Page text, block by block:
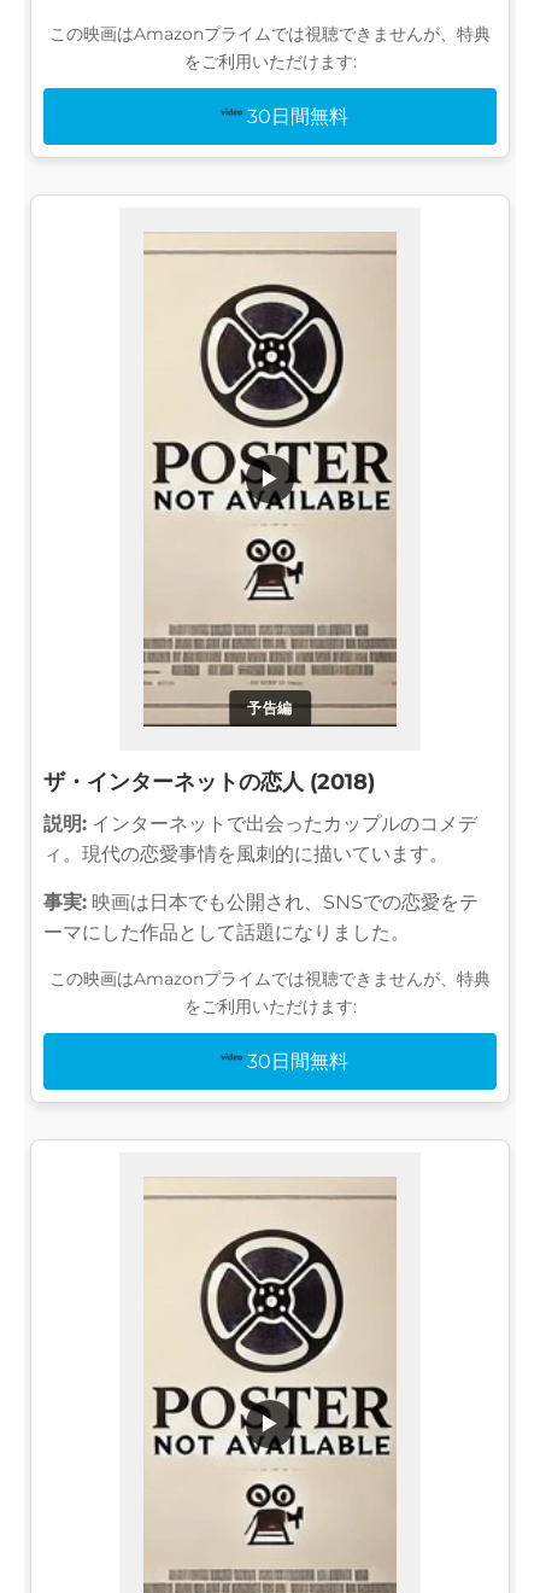
この映画はAmazonプライムでは視聴できませんが、特典
をご利用いただけます:
30日間無料
予告編
▶
ザ・インターネットの恋人 (2018)
説明: インターネットで出会ったカップルのコメデ
ィ。現代の恋愛事情を風刺的に描いています。
事実: 映画は日本でも公開され、SNSでの恋愛をテ
ーマにした作品として話題になりました。
この映画はAmazonプライムでは視聴できませんが、特典
をご利用いただけます:
30日間無料
▶